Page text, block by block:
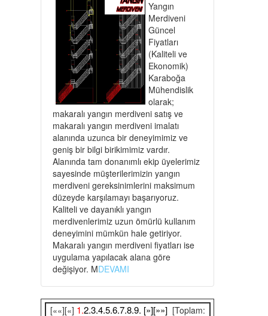
Yangın
Merdiveni
Güncel
Fiyatları
(Kaliteli ve
Ekonomik)
Karaboğa
Mühendislik
olarak;
makaralı yangın merdiveni satış ve
makaralı yangın merdiveni imalatı
alanında uzunca bir deneyimimiz ve
geniş bir bilgi birikimimiz vardır.
Alanında tam donanımlı ekip üyelerimiz
sayesinde müşterilerimizin yangın
merdiveni gereksinimlerini maksimum
düzeyde karşılamayı başarıyoruz.
Kaliteli ve dayanıklı yangın
merdivenlerimiz uzun ömürlü kullanım
deneyimini mümkün hale getiriyor.
Makaralı yangın merdiveni fiyatları ise
uygulama yapılacak alana göre
değişiyor. MDEVAMI
[««][«] 1.2.3.4.5.6.7.8.9. [»][»»] [Toplam: